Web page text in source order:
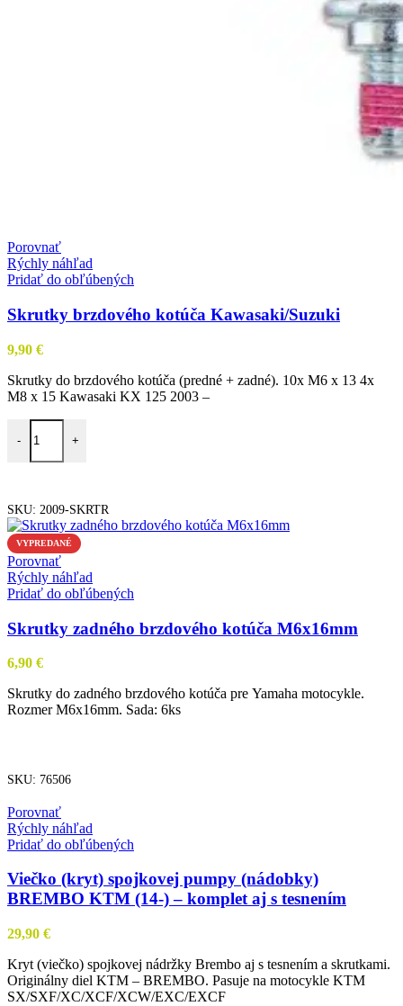
Porovnať
Rýchly náhľad
Pridať do obľúbených
Skrutky brzdového kotúča Kawasaki/Suzuki
9,90 €
Skrutky do brzdového kotúča (predné + zadné). 10x M6 x 13 4x
M8 x 15 Kawasaki KX 125 2003 –
- +
SKU: 2009-SKRTR
VYPREDANÉ
Porovnať
Rýchly náhľad
Pridať do obľúbených
Skrutky zadného brzdového kotúča M6x16mm
6,90 €
Skrutky do zadného brzdového kotúča pre Yamaha motocykle.
Rozmer M6x16mm. Sada: 6ks
SKU: 76506
Porovnať
Rýchly náhľad
Pridať do obľúbených
Viečko (kryt) spojkovej pumpy (nádobky)
BREMBO KTM (14-) – komplet aj s tesnením
29,90 €
Kryt (viečko) spojkovej nádržky Brembo aj s tesnením a skrutkami.
Originálny diel KTM – BREMBO. Pasuje na motocykle KTM
SX/SXF/XC/XCF/XCW/EXC/EXCF